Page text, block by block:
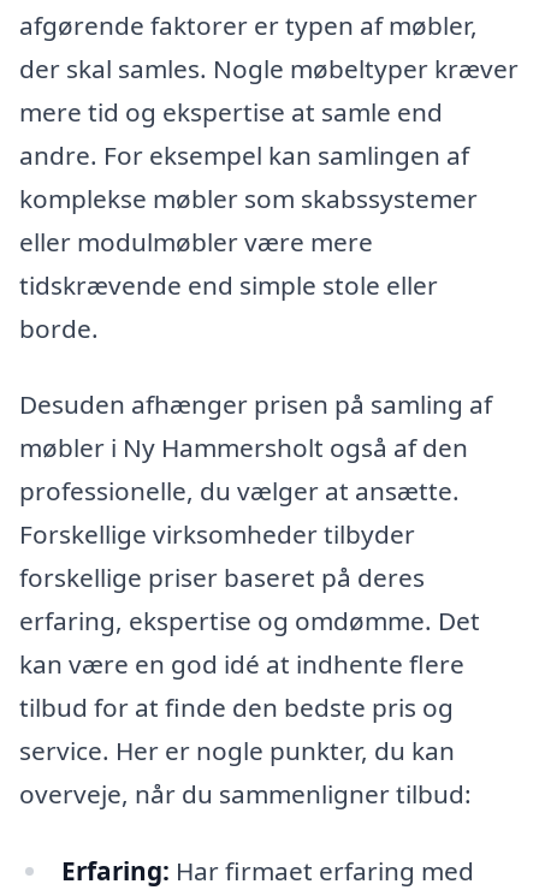
afgørende faktorer er typen af møbler,
der skal samles. Nogle møbeltyper kræver
mere tid og ekspertise at samle end
andre. For eksempel kan samlingen af
komplekse møbler som skabssystemer
eller modulmøbler være mere
tidskrævende end simple stole eller
borde.
Desuden afhænger prisen på samling af
møbler i Ny Hammersholt også af den
professionelle, du vælger at ansætte.
Forskellige virksomheder tilbyder
forskellige priser baseret på deres
erfaring, ekspertise og omdømme. Det
kan være en god idé at indhente flere
tilbud for at finde den bedste pris og
service. Her er nogle punkter, du kan
overveje, når du sammenligner tilbud:
Erfaring: Har firmaet erfaring med